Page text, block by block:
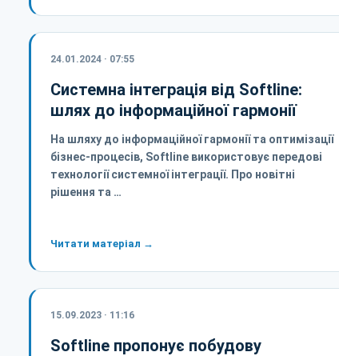
24.01.2024 · 07:55
Системна інтеграція від Softline:
шлях до інформаційної гармонії
На шляху до інформаційної гармонії та оптимізації
бізнес-процесів, Softline використовує передові
технології системної інтеграції. Про новітні
рішення та …
Читати матеріал →
15.09.2023 · 11:16
Softline пропонує побудову